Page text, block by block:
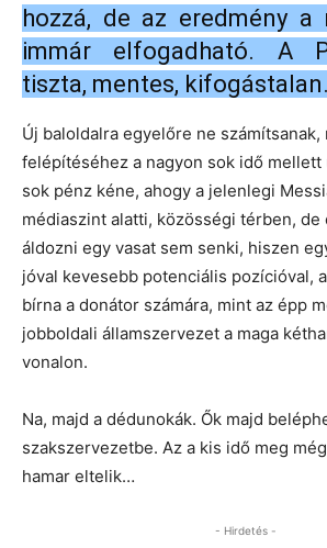
hozzá, de az eredmény a
immár elfogadható. A
tiszta, mentes, kifogástalan.
Új baloldalra egyelőre ne számítsanak,
felépítéséhez a nagyon sok idő mellett
sok pénz kéne, ahogy a jelenlegi
médiaszint alatti, közösségi térben, de
áldozni egy vasat sem senki, hiszen
jóval kevesebb potenciális pozícióval,
bírna a donátor számára, mint az épp
jobboldali államszervezet a maga
vonalon.
Na, majd a dédunokák. Ők majd
szakszervezetbe. Az a kis idő meg
hamar eltelik…
- Hirdetés -